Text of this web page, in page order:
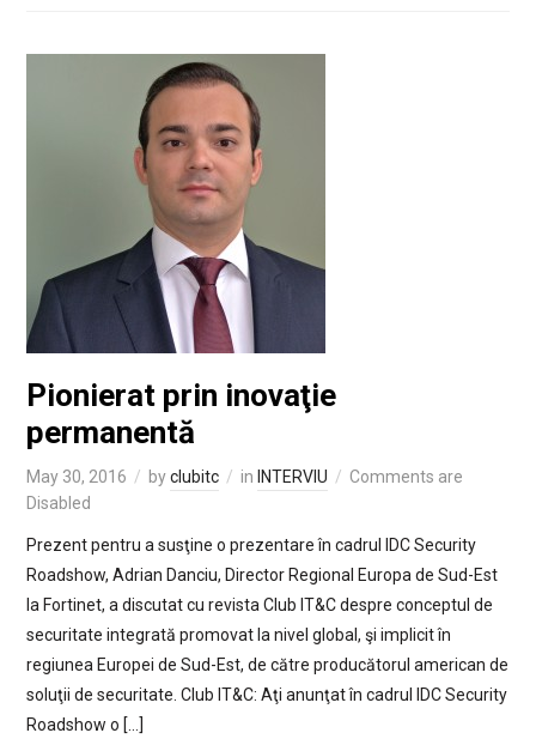
Pionierat prin inovaţie
permanentă
May 30, 2016 byclubitc in INTERVIU
Comments are
Disabled
Prezent pentru a susţine o prezentare în cadrul IDC Security
Roadshow, Adrian Danciu, Director Regional Europa de Sud-Est
la Fortinet, a discutat cu revista Club IT&C despre conceptul de
securitate integrată promovat la nivel global, şi implicit în
regiunea Europei de Sud-Est, de către producătorul american de
soluţii de securitate. Club IT&C: Aţi anunţat în cadrul IDC Security
Roadshow o […]